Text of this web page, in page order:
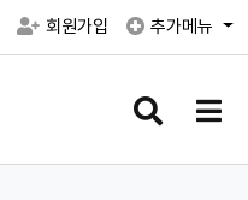
회원가입 추가메뉴
검
버
메
버